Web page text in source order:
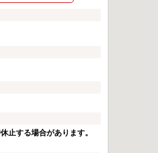
止する場合があります。